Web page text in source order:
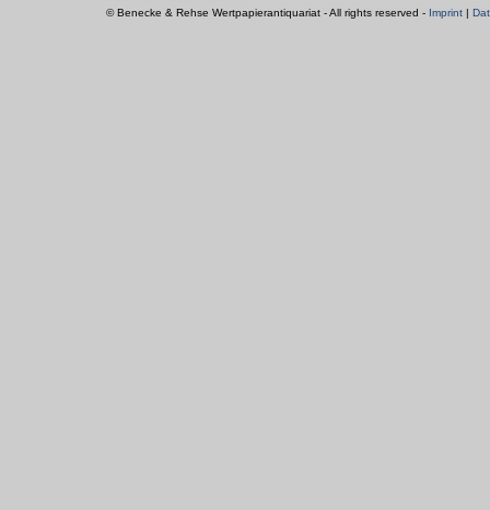
© Benecke & Rehse Wertpapierantiquariat - All rights reserved - Imprint |